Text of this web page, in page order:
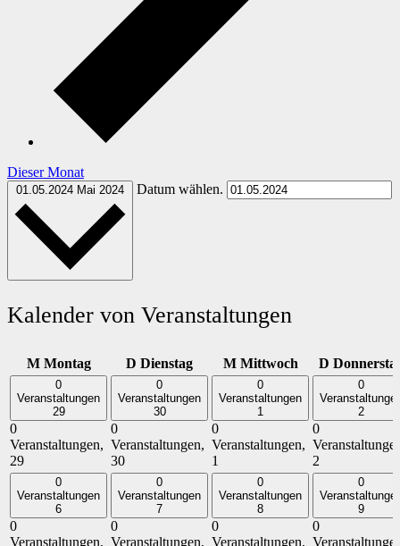
Dieser Monat
01.05.2024 Mai 2024 Datum wählen.
Kalender von Veranstaltungen
M Montag D Dienstag M Mittwoch D
0
Veranstaltungen
29
0
Veranstaltungen,
29
0
Veranstaltungen
30
0
Veranstaltungen,
30
0
Veranstaltungen
1
0
Veranstaltungen,
1
0
2
0
2
0
Veranstaltungen
6
0
Veranstaltungen,
0
Veranstaltungen
7
0
Veranstaltungen,
0
Veranstaltungen
8
0
Veranstaltungen,
0
9
0